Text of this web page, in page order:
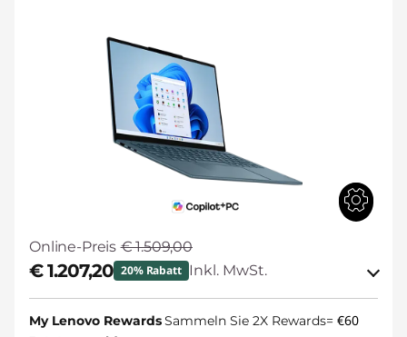
Online-Preis € 1.509,00
€ 1.207,20 20% Rabatt Inkl. MwSt.
My Lenovo RewardsSammeln Sie 2X Rewards= €60